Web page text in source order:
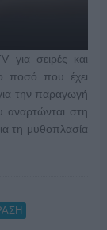
για σειρές και
ποσό που έχει
την παραγωγή
στη
τη μυθοπλασία